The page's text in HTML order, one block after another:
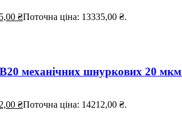
₴Поточна ціна: 13335,00 ₴.
механічних шнуркових 20
₴Поточна ціна: 14212,00 ₴.